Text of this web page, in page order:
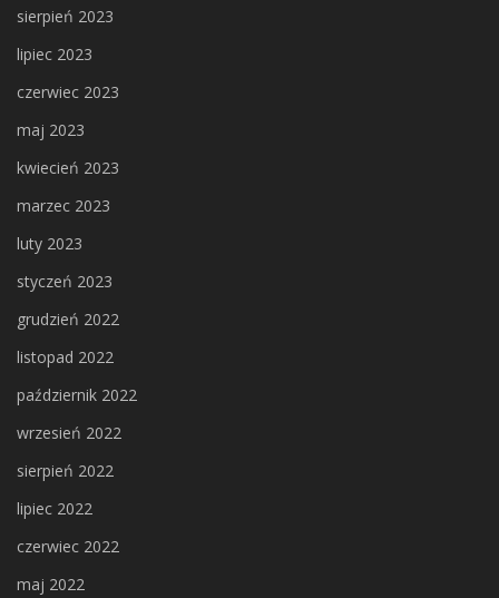
sierpień 2023
lipiec 2023
czerwiec 2023
maj 2023
kwiecień 2023
marzec 2023
luty 2023
styczeń 2023
grudzień 2022
listopad 2022
październik 2022
wrzesień 2022
sierpień 2022
lipiec 2022
czerwiec 2022
maj 2022